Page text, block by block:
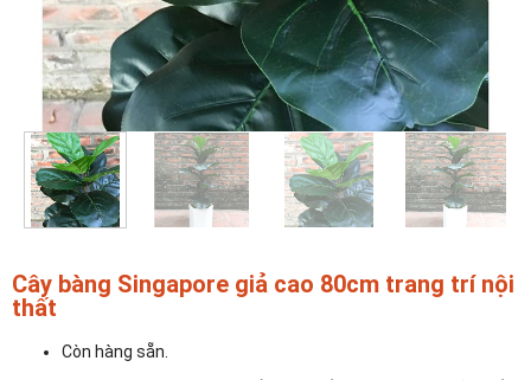
Cây bàng Singapore giả cao 80cm trang trí nội
thất
Còn hàng sẵn.